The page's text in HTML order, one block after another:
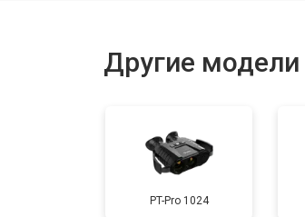
Другие модели
PT-Pro 1024